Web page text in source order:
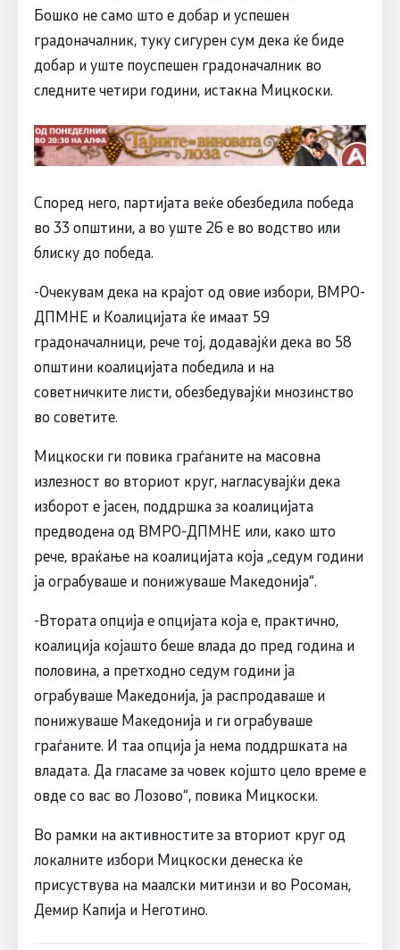
Бошко не само што е добар и успешен
градоначалник, туку сигурен сум дека ќе биде
добар и уште поуспешен градоначалник во
следните четири години, истакна Мицкоски.
Според него, партијата веќе обезбедила победа
во 33 општини, а во уште 26 е во водство или
блиску до победа.
-Очекувам дека на крајот од овие избори, ВМРО-
ДПМНЕ и Коалицијата ќе имаат 59
градоначалници, рече тој, додавајќи дека во 58
општини коалицијата победила и на
советничките листи, обезбедувајќи мнозинство
во советите.
Мицкоски ги повика граѓаните на масовна
излезност во вториот круг, нагласувајќи дека
изборот е јасен, поддршка за коалицијата
предводена од ВМРО-ДПМНЕ или, како што
рече, враќање на коалицијата која „седум години
ја ограбуваше и понижуваше Македонија“.
-Втората опција е опцијата која е, практично,
коалиција којашто беше влада до пред година и
половина, а претходно седум години ја
ограбуваше Македонија, ја распродаваше и
понижуваше Македонија и ги ограбуваше
граѓаните. И таа опција ја нема поддршката на
владата. Да гласаме за човек којшто цело време е
овде со вас во Лозово“, повика Мицкоски.
Во рамки на активностите за вториот круг од
локалните избори Мицкоски денеска ќе
присуствува на маалски митинзи и во Росоман,
Демир Капија и Неготино.